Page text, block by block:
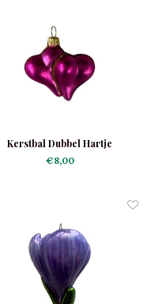
Kerstbal Dubbel Hartje
€8,00